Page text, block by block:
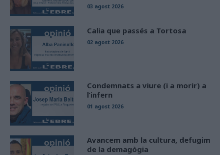
03 agost 2026
Calia que passés a Tortosa
02 agost 2026
Condemnats a viure (i a morir) a
l’infern
01 agost 2026
Avancem amb la cultura, defugim
de la demagògia